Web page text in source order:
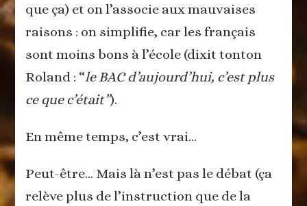
que ça) et on l’associe aux mauvaises
raisons : on simplifie, car les français
sont moins bons à l’école (dixit tonton
Roland : “le BAC d’aujourd’hui, c’est plus
ce que c’était”).
En même temps, c’est vrai…
Peut-être… Mais là n’est pas le débat (ça
relève plus de l’instruction que de la